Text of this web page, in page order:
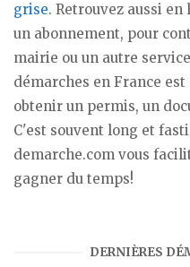
grise. Retrouvez aussi
un abonnement, pour
mairie ou un autre
démarches en France
obtenir un permis, un
C'est souvent long et
demarche.com vous
gagner du temps!
DERNIÈRES